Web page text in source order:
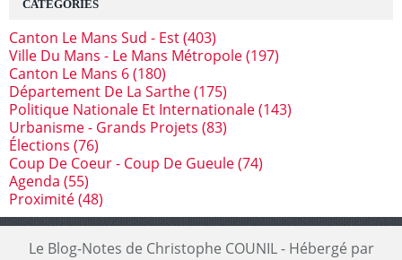
CATÉGORIES
Canton Le Mans Sud - Est(403)
Ville Du Mans - Le Mans Métropole(197)
Canton Le Mans 6(180)
Département De La Sarthe(175)
Politique Nationale Et Internationale(143)
Urbanisme - Grands Projets (83)
Élections (76)
Coup De Coeur - Coup De Gueule(74)
Agenda (55)
Proximité(48)
Le Blog-Notes de Christophe COUNIL - Hébergé par